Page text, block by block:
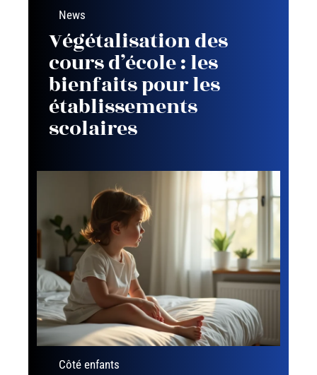
News
Végétalisation des
cours d’école : les
bienfaits pour les
établissements
scolaires
Côté enfants